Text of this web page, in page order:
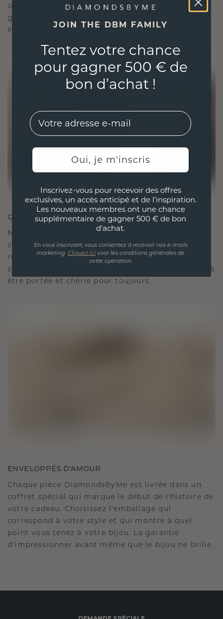
orfèvrerie allient durabilité et savoir-faire inégalé,
garantissant ainsi que vos bijoux sont aussi
éthiques qu'exquis.
CRÉÉ POUR LA CONNEXION
Notre philosophie en matière de design est de
créer des liens, chaque pièce étant conçue pour
résister à l'épreuve du temps. Elle devient votre
symbole d'amour et de moments chéris, destinée à
être portée et chérie pour toujours.
ENVELOPPÉS D'AMOUR
Chaque pièce DiamondsByMe est livrée dans un
coffret spécial qui marque le début de l'histoire de
votre cadeau. Choisissez l'emballage qui
correspond à votre style et qui montre à quel
point vous tenez à votre bijou. La garantie
d'impressionner avant même que le bijou ne brille.
JOIN THE DBM FAMILY
Tentez votre chance
pour gagner 500 € de
bon d’achat !
EMail
Oui, je m'inscris
Inscrivez-vous pour recevoir des offres
exclusives, un accès anticipé et de l'inspiration.
Les nouveaux membres ont une chance
supplémentaire de gagner 500 € de bon
d'achat.
En vous inscrivant, vous consentez à recevoir nos e-mails
marketing. Cliquez ici voor les conditions générales de
cette opération.